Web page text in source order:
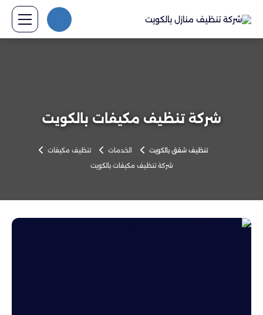
شركة تنظيف مكيفات بالكويت
تنظيف شقق بالكويت الخدمات
تنظيف مكيفات
شركة تنظيف مكيفات بالكويت